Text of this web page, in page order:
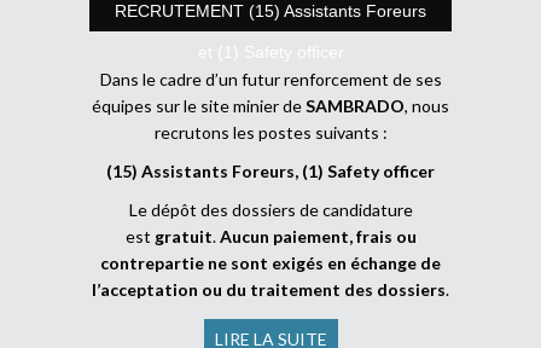
RECRUTEMENT (15) Assistants Foreurs
et (1) Safety officer
Dans le cadre d’un futur renforcement de ses
équipes sur le site minier deSAMBRADO, nous
recrutons les postes suivants :
(15) Assistants Foreurs, (1) Safety officer
Le dépôt des dossiers de candidature
est gratuit.Aucun paiement, frais ou
contrepartie ne sont exigés en échange de
l’acceptation ou du traitement des dossiers.
LIRE LA SUITE